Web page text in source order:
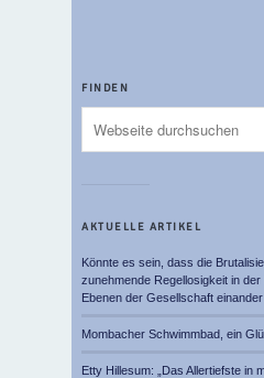
FINDEN
AKTUELLE ARTIKEL
Könnte es sein, dass die
zunehmende Regellosigkeit in
Ebenen der Gesellschaft
Mombacher Schwimmbad, ein
Etty Hillesum: „Das Allertiefste in